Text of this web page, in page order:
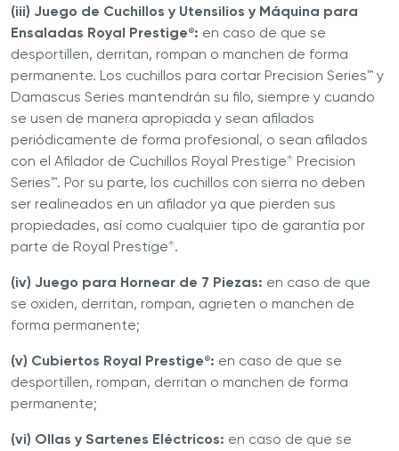
(iii) Juego de Cuchillos y Utensilios y Máquina para
Ensaladas Royal Prestige ®: en caso de que se
desportillen, derritan, rompan o manchen de forma
permanente. Los cuchillos para cortar Precision Series™ y
Damascus Series mantendrán su filo, siempre y cuando
se usen de manera apropiada y sean afilados
periódicamente de forma profesional, o sean afilados
con el Afilador de Cuchillos Royal Prestige® Precision
Series™. Por su parte, los cuchillos con sierra no deben
ser realineados en un afilador ya que pierden sus
propiedades, así como cualquier tipo de garantía por
parte de Royal Prestige®.
(iv) Juego para Hornear de 7 Piezas: en caso de que
se oxiden, derritan, rompan, agrieten o manchen de
forma permanente;
(v) Cubiertos Royal Prestige ®: en caso de que se
desportillen, rompan, derritan o manchen de forma
permanente;
(vi) Ollas y Sartenes Eléctricos: en caso de que se